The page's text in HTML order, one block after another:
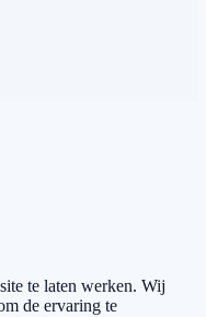
te laten werken. Wij
de ervaring te